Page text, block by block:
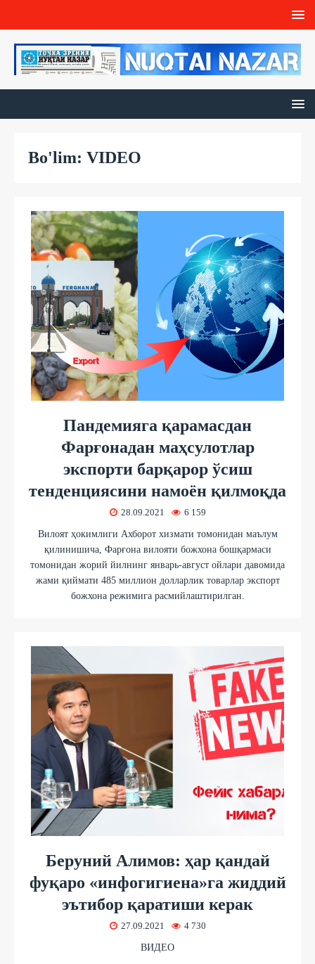
Bo'lim: VIDEO
Пандемияга қарамасдан
Фарғонадан маҳсулотлар
экспорти барқарор ўсиш
тенденциясини намоён қилмоқда
28.09.2021 6 159
Вилоят ҳокимлиги Ахборот хизмати томонидан маълум
қилинишича, Фарғона вилояти божхона бошқармаси
томонидан жорий йилнинг январь-август ойлари давомида
жами қиймати 485 миллион долларлик товарлар экспорт
божхона режимига расмийлаштирилган.
Беруний Алимов: ҳар қандай
фуқаро «инфогигиена»га жиддий
эътибор қаратиши керак
27.09.2021 4 730
ВИДЕО